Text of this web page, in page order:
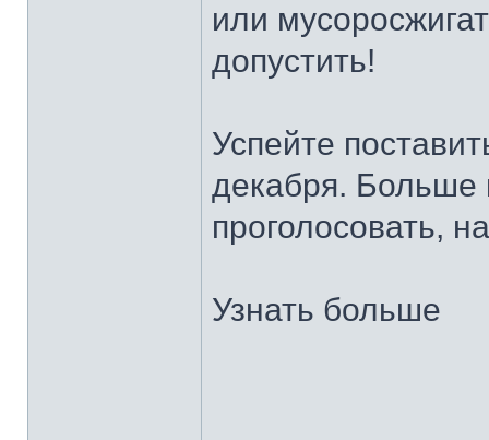
или
допустить!
Успейте
декабря. Больше
проголосовать,
Узнать больше